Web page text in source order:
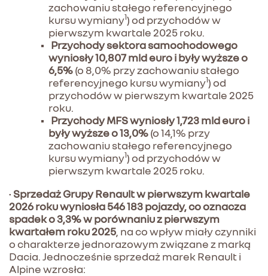
zachowaniu stałego referencyjnego
kursu wymiany1) od przychodów w
pierwszym kwartale 2025 roku.
Przychody sektora samochodowego
wyniosły 10,807 mld euro i były wyższe o
6,5%(o 8,0% przy zachowaniu stałego
referencyjnego kursu wymiany1) od
przychodów w pierwszym kwartale 2025
roku.
Przychody MFS wyniosły 1,723 mld euro i
były wyższe o 13,0%(o 14,1% przy
zachowaniu stałego referencyjnego
kursu wymiany1) od przychodów w
pierwszym kwartale 2025 roku.
• Sprzedaż Grupy Renault w pierwszym kwartale
2026 roku wyniosła 546 183 pojazdy, co oznacza
spadek o 3,3% w porównaniu z pierwszym
kwartałem roku 2025 , na co wpływ miały czynniki
o charakterze jednorazowym związane z marką
Dacia. Jednocześnie sprzedaż marek Renault i
Alpine wzrosła: